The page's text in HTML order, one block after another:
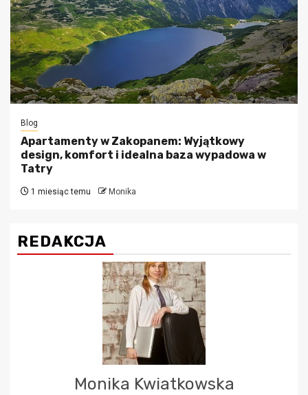
Blog
Apartamenty w Zakopanem: Wyjątkowy
design, komfort i idealna baza wypadowa w
Tatry
1 miesiąc temu Monika
REDAKCJA
Monika Kwiatkowska